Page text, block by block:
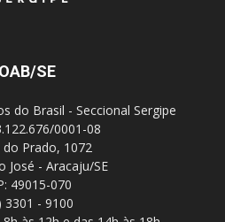
OAB/SE
do Brasil - Seccional Sergipe
0001-08
do Prado, 1072
José - Aracaju/SE
49015-070
3301 - 9100